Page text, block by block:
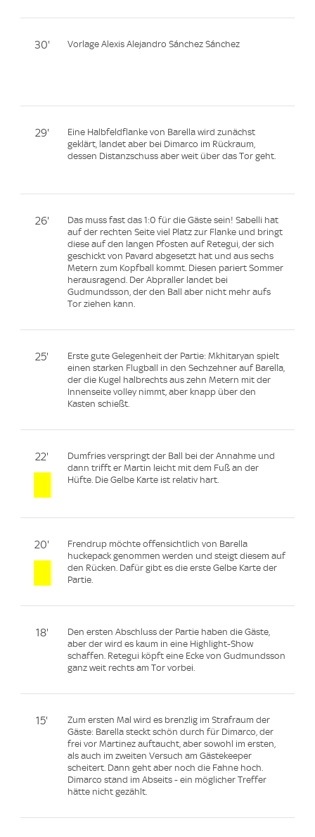
30' Vorlage Alexis Alejandro Sánchez Sánchez
29'
Eine Halbfeldflanke von Barella wird zunächst
geklärt, landet aber bei Dimarco im Rückraum,
dessen Distanzschuss aber weit über das Tor geht.
26'
Das muss fast das 1:0 für die Gäste sein! Sabelli hat
auf der rechten Seite viel Platz zur Flanke und bringt
diese auf den langen Pfosten auf Retegui, der sich
geschickt von Pavard abgesetzt hat und aus sechs
Metern zum Kopfball kommt. Diesen pariert Sommer
herausragend. Der Abpraller landet bei
Gudmundsson, der den Ball aber nicht mehr aufs
Tor ziehen kann.
25'
Erste gute Gelegenheit der Partie: Mkhitaryan spielt
einen starken Flugball in den Sechzehner auf Barella,
der die Kugel halbrechts aus zehn Metern mit der
Innenseite volley nimmt, aber knapp über den
Kasten schießt.
22'
Dumfries verspringt der Ball bei der Annahme und
dann trifft er Martin leicht mit dem Fuß an der
Hüfte. Die Gelbe Karte ist relativ hart.
20'
Frendrup möchte offensichtlich von Barella
huckepack genommen werden und steigt diesem auf
den Rücken. Dafür gibt es die erste Gelbe Karte der
Partie.
18'
Den ersten Abschluss der Partie haben die Gäste,
aber der wird es kaum in eine Highlight-Show
schaffen. Retegui köpft eine Ecke von Gudmundsson
ganz weit rechts am Tor vorbei.
15'
Zum ersten Mal wird es brenzlig im Strafraum der
Gäste: Barella steckt schön durch für Dimarco, der
frei vor Martinez auftaucht, aber sowohl im ersten,
als auch im zweiten Versuch am Gästekeeper
scheitert. Dann geht aber noch die Fahne hoch.
Dimarco stand im Abseits - ein möglicher Treffer
hätte nicht gezählt.